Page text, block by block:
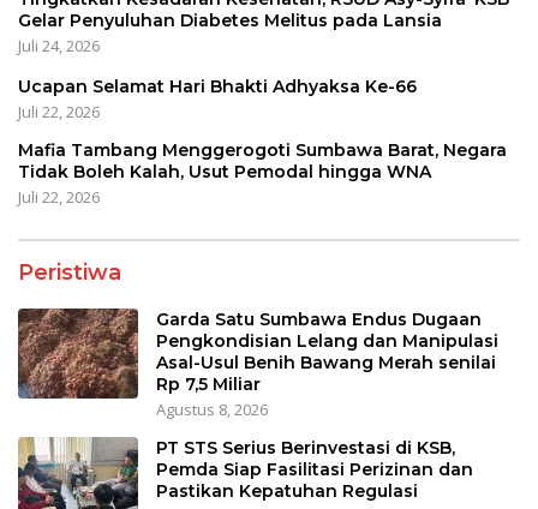
Gelar Penyuluhan Diabetes Melitus pada Lansia
Juli 24, 2026
Ucapan Selamat Hari Bhakti Adhyaksa Ke-66
Juli 22, 2026
Mafia Tambang Menggerogoti Sumbawa Barat, Negara
Tidak Boleh Kalah, Usut Pemodal hingga WNA
Juli 22, 2026
Peristiwa
Garda Satu Sumbawa Endus Dugaan
Pengkondisian Lelang dan Manipulasi
Asal-Usul Benih Bawang Merah senilai
Rp 7,5 Miliar
Agustus 8, 2026
PT STS Serius Berinvestasi di KSB,
Pemda Siap Fasilitasi Perizinan dan
Pastikan Kepatuhan Regulasi